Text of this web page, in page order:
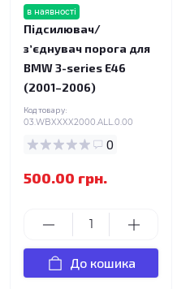
в наявності
Підсилювач/
зʼєднувач порога для
BMW 3-series E46
(2001–2006)
Код товару:
03.WBXXXX2000.ALL.0.00
0
500.00 грн.
До кошика